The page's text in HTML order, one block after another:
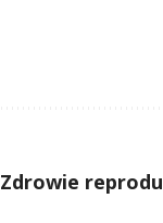
Zdrowie